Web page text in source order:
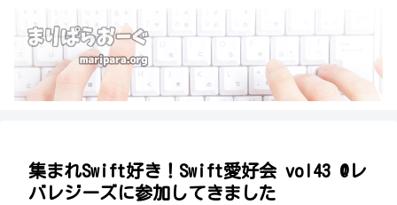
集まれSwift好き！Swift愛好会 vol43 @レ
バレジーズに参加してきました